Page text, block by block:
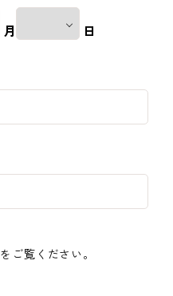
月 日
をご覧ください。